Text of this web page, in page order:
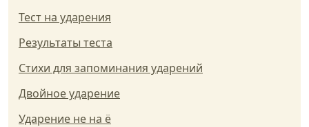
Тест на ударения
Результаты теста
Стихи для запоминания ударений
Двойное ударение
Ударение не на ё